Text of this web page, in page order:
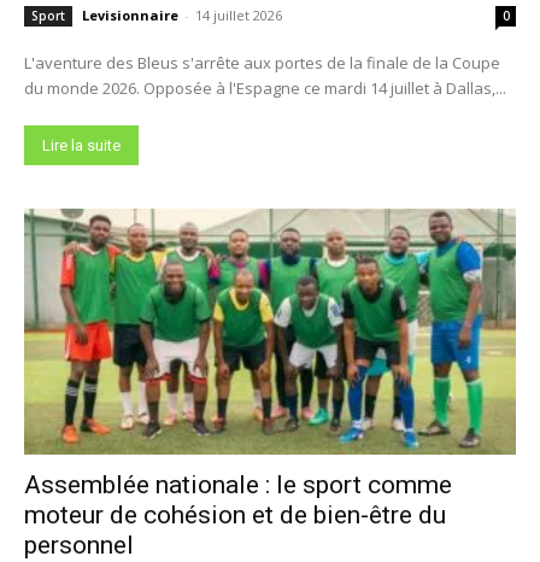
Sport Levisionnaire - 14 juillet 2026 0
L'aventure des Bleus s'arrête aux portes de la finale de la Coupe
du monde 2026. Opposée à l'Espagne ce mardi 14 juillet à Dallas,...
Lire la suite
Assemblée nationale : le sport comme
moteur de cohésion et de bien-être du
personnel